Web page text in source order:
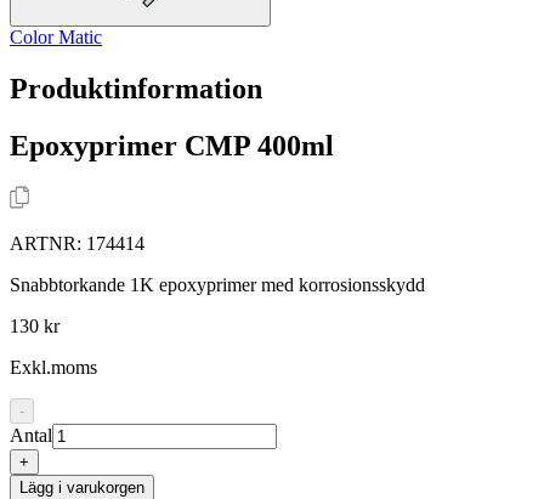
Color Matic
Produktinformation
Epoxyprimer CMP 400ml
ARTNR: 174414
Snabbtorkande 1K epoxyprimer med korrosionsskydd
130 kr
Exkl.moms
-
Antal
+
Lägg i varukorgen